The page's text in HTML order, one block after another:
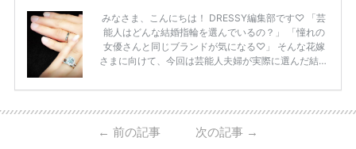
みなさま、こんにちは！ DRESSY編集部です♡ 「芸
能人はどんな結婚指輪を選んでいるの？」 「憧れの
女優さんと同じブランドが気になる♡」 そんな花嫁
さまに向けて、今回は芸能人夫婦が実際に選んだ結婚
ーウィンストンやカルティエ、ティファニーなど世界
日本で人気のブランドまで幅広くご紹介。 さらに、
・愛用している芸能人夫婦 ・リングの特徴や魅力 ・
← 前の記事 次の記事 →